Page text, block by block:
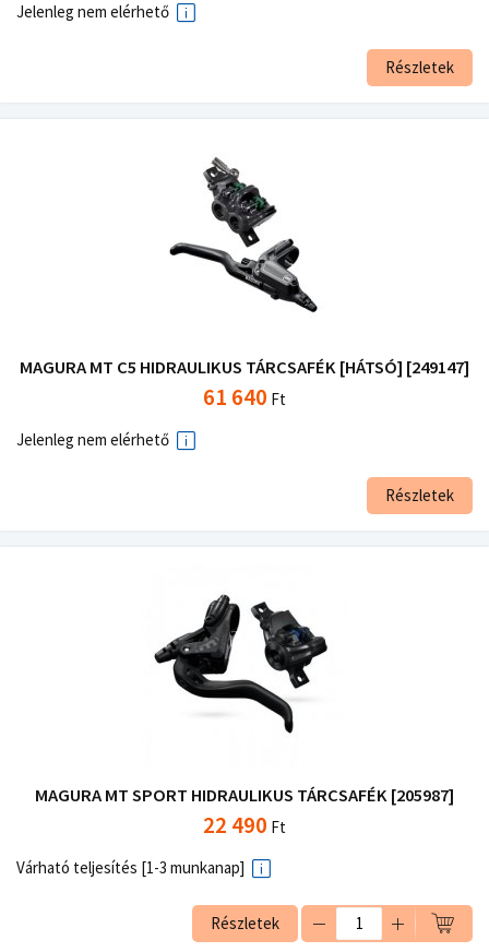
Jelenleg nem elérhető
Részletek
MAGURA MT C5 HIDRAULIKUS TÁRCSAFÉK [HÁTSÓ] [249147]
61 640 Ft
Jelenleg nem elérhető
Részletek
MAGURA MT SPORT HIDRAULIKUS TÁRCSAFÉK [205987]
22 490 Ft
Várható teljesítés [1-3 munkanap]
Részletek